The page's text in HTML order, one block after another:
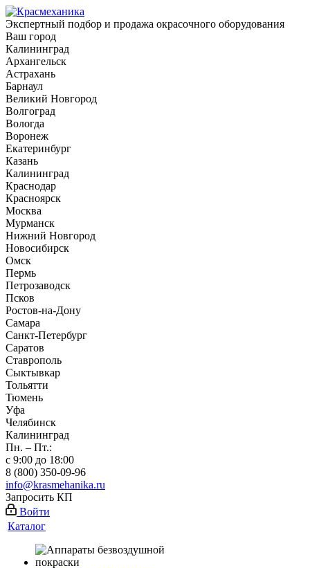
Экспертный подбор и продажа окрасочного оборудования
Ваш город
Калининград
Архангельск
Астрахань
Барнаул
Великий Новгород
Волгоград
Вологда
Воронеж
Екатеринбург
Казань
Калининград
Краснодар
Красноярск
Москва
Мурманск
Нижний Новгород
Новосибирск
Омск
Пермь
Петрозаводск
Псков
Ростов-на-Дону
Самара
Санкт-Петербург
Саратов
Ставрополь
Сыктывкар
Тольятти
Тюмень
Уфа
Челябинск
Калининград
Пн. – Пт.:
с 9:00 до 18:00
8 (800) 350-09-96
info@krasmehanika.ru
Запросить КП
Войти
Каталог